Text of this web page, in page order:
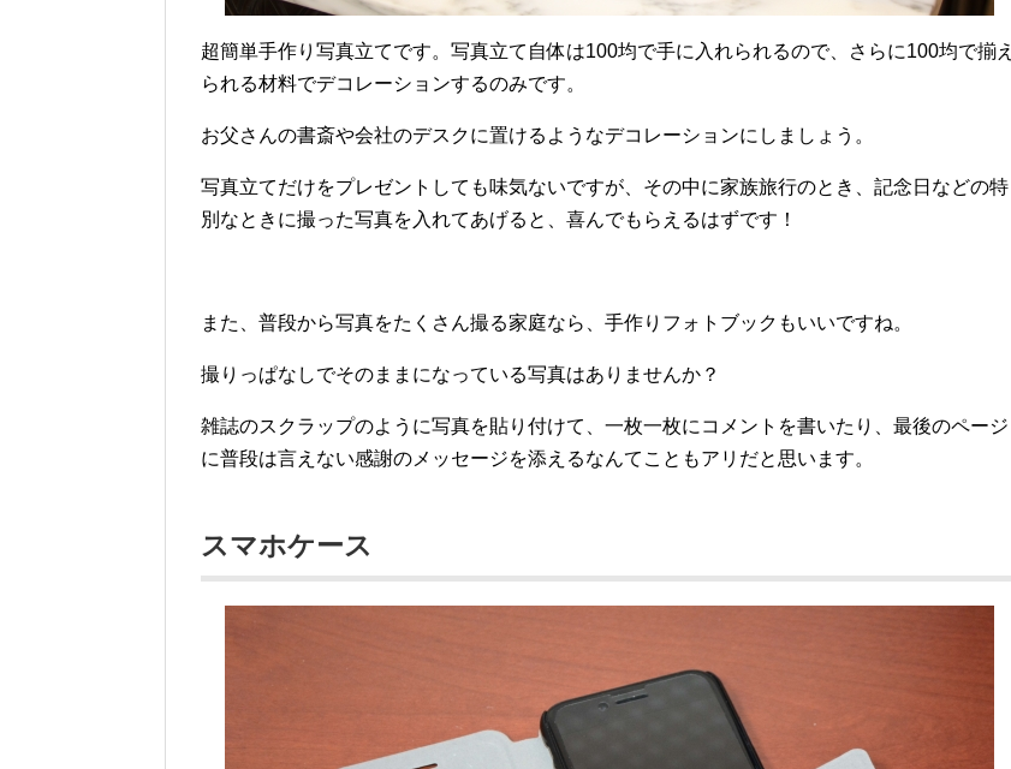
超簡単手作り写真立てです。写真立て自体は100均で手に入れられるので、さらに100均で揃え
られる材料でデコレーションするのみです。
お父さんの書斎や会社のデスクに置けるようなデコレーションにしましょう。
写真立てだけをプレゼントしても味気ないですが、その中に家族旅行のとき、記念日などの特
別なときに撮った写真を入れてあげると、喜んでもらえるはずです！
また、普段から写真をたくさん撮る家庭なら、手作りフォトブックもいいですね。
撮りっぱなしでそのままになっている写真はありませんか？
雑誌のスクラップのように写真を貼り付けて、一枚一枚にコメントを書いたり、最後のページ
に普段は言えない感謝のメッセージを添えるなんてこともアリだと思います。
スマホケース